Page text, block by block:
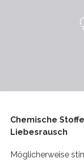
Chemische
Liebesrausch
Möglicherweise